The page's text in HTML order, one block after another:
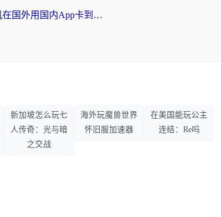
华为手机在国外用国内App卡到崩溃？这篇加速器指南帮你无缝刷剧打游戏
新加坡怎么玩七
人传奇：光与暗
之交战
海外玩魔兽世界
怀旧服加速器
在美国能玩公主
连结：Re吗